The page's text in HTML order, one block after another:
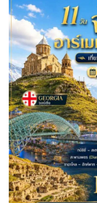
OMN โอมาน 0
PHL ฟิลิปปินส์ 1
SYR ซีเรีย 0
TJK ทาจิกิสถาน 1
ARE ดูไบ, UAE 0
ตะวันออกกลาง 0
จอร์แดน - อียิปต์ 4
GRC กรีซ 1
ITA อิตาลี 9
NLD เนเธอร์แลนด์ 0
POL โปแลนด์ 3
RUS รัสเซีย 3
SVN สโลวิเนีย 2
TUR ตุรเคีย 13